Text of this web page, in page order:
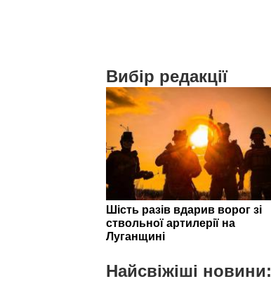
Вибір редакції
Шість разів вдарив ворог зі
ствольної артилерії на
Луганщині
Найсвіжіші новини: